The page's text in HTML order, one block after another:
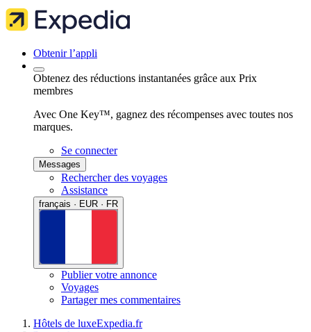
Obtenir l’appli
Obtenez des réductions instantanées grâce aux Prix
membres
Avec One Key™, gagnez des récompenses avec toutes nos
marques.
Se connecter
Messages
Rechercher des voyages
Assistance
français · EUR · FR
Publier votre annonce
Voyages
Partager mes commentaires
Hôtels de luxeExpedia.fr